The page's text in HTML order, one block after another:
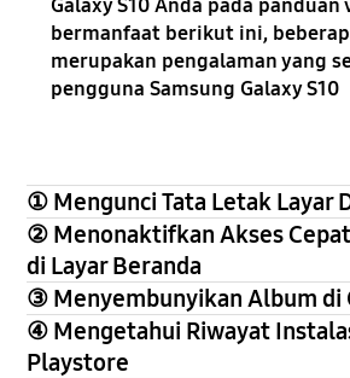
Galaxy S10 Anda pada panduan
bermanfaat berikut ini,
merupakan pengalaman yang
pengguna Samsung Galaxy S10
① Mengunci Tata Letak Layar
② Menonaktifkan Akses
di Layar Beranda
③ Menyembunyikan Album di
④ Mengetahui Riwayat
Playstore